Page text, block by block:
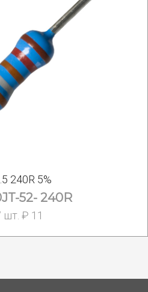
240R 5%
52- 240R
шт. ₽ 11